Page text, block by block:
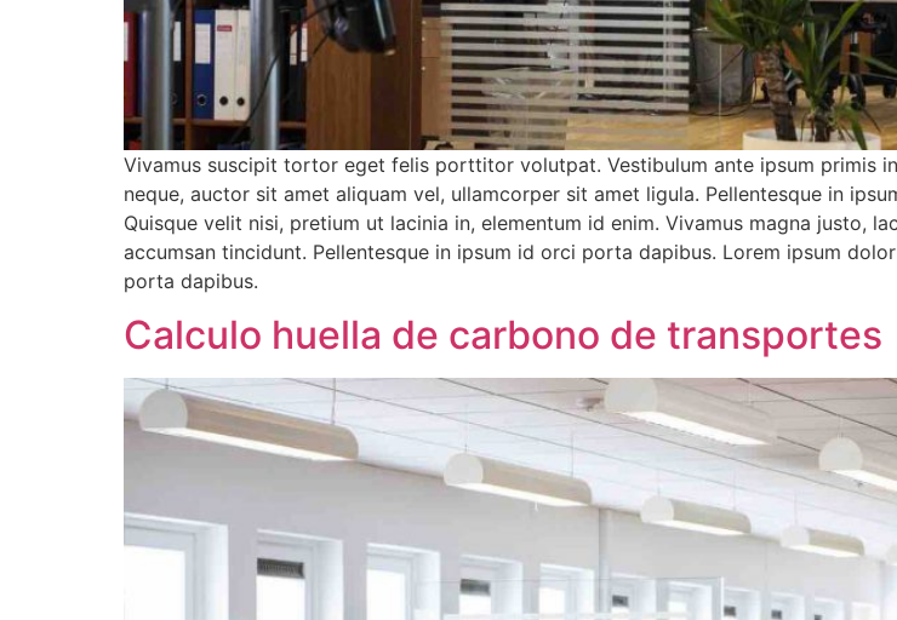
Vivamus suscipit tortor eget felis porttitor volutpat. Vestibulum ante ipsum primis
neque, auctor sit amet aliquam vel, ullamcorper sit amet ligula. Pellentesque in
Quisque velit nisi, pretium ut lacinia in, elementum id enim. Vivamus magna justo,
accumsan tincidunt. Pellentesque in ipsum id orci porta dapibus. Lorem ipsum
porta dapibus.
Calculo huella de carbono de transportes